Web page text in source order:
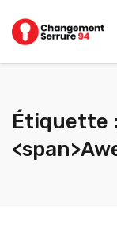
Étiquette :